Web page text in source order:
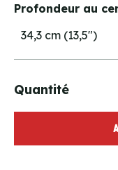
Profondeur au
34,3 cm (13,5")
Quantité